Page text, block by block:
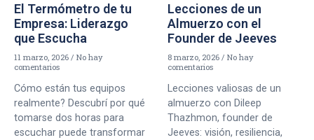
El Termómetro de tu
Empresa: Liderazgo
que Escucha
11 marzo, 2026
No hay
comentarios
Cómo están tus equipos
realmente? Descubrí por qué
tomarse dos horas para
escuchar puede transformar
Lecciones de un
Almuerzo con el
Founder de Jeeves
8 marzo, 2026
No hay
comentarios
Lecciones valiosas de un
almuerzo con Dileep
Thazhmon, founder de
Jeeves: visión, resiliencia,